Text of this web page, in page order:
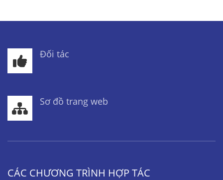
Đối tác
Sơ đồ trang web
CÁC CHƯƠNG TRÌNH HỢP TÁC